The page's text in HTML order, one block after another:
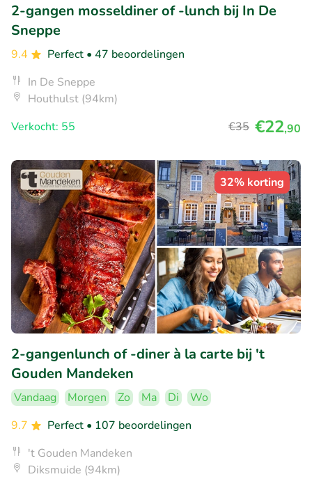
2-gangen mosseldiner of -lunch bij In De
Sneppe
9.4 Perfect • 47 beoordelingen
In De Sneppe
Houthulst (94km)
Verkocht: 55
€35 €22,90
32% korting
2-gangenlunch of -diner à la carte bij 't
Gouden Mandeken
Vandaag Morgen Zo Ma Di
Wo
9.7
Perfect • 107 beoordelingen
't Gouden Mandeken
Diksmuide (94km)